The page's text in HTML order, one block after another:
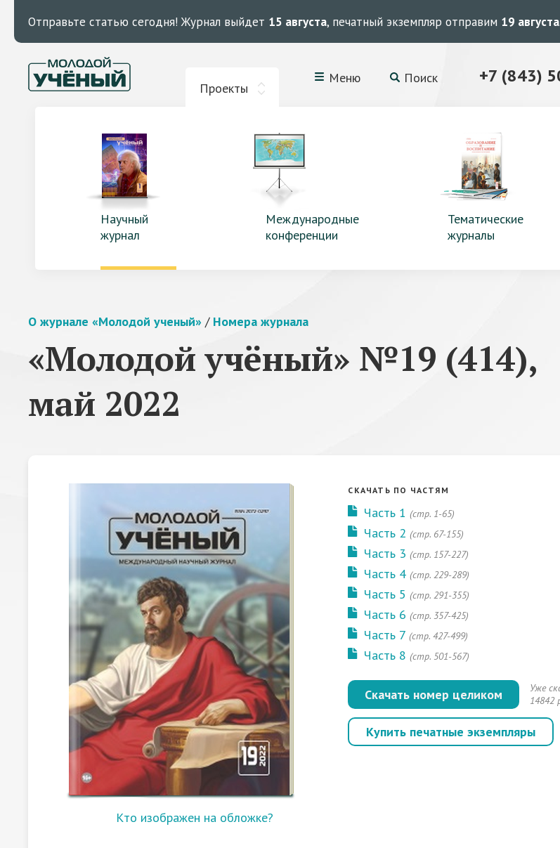
Отправьте статью сегодня! Журнал выйдет 15 августа, печатный экземпляр отправим 19 августа.
Проекты
Меню Поиск +7 (843)
Научный
журнал
Международные
конференции
Тематические
журналы
О журнале «Молодой ученый» / Номера журнала
«Молодой учёный» №19 (414),
май 2022
Кто изображен на обложке?
СКАЧАТЬ ПО ЧАСТЯМ
Часть 1 (стр. 1-65)
Часть 2 (стр. 67-155)
Часть 3 (стр. 157-227)
Часть 4 (стр. 229-289)
Часть 5 (стр. 291-355)
Часть 6 (стр. 357-425)
Часть 7 (стр. 427-499)
Часть 8 (стр. 501-567)
Скачать номер целиком
Уже
14842
Купить печатные экземпляры